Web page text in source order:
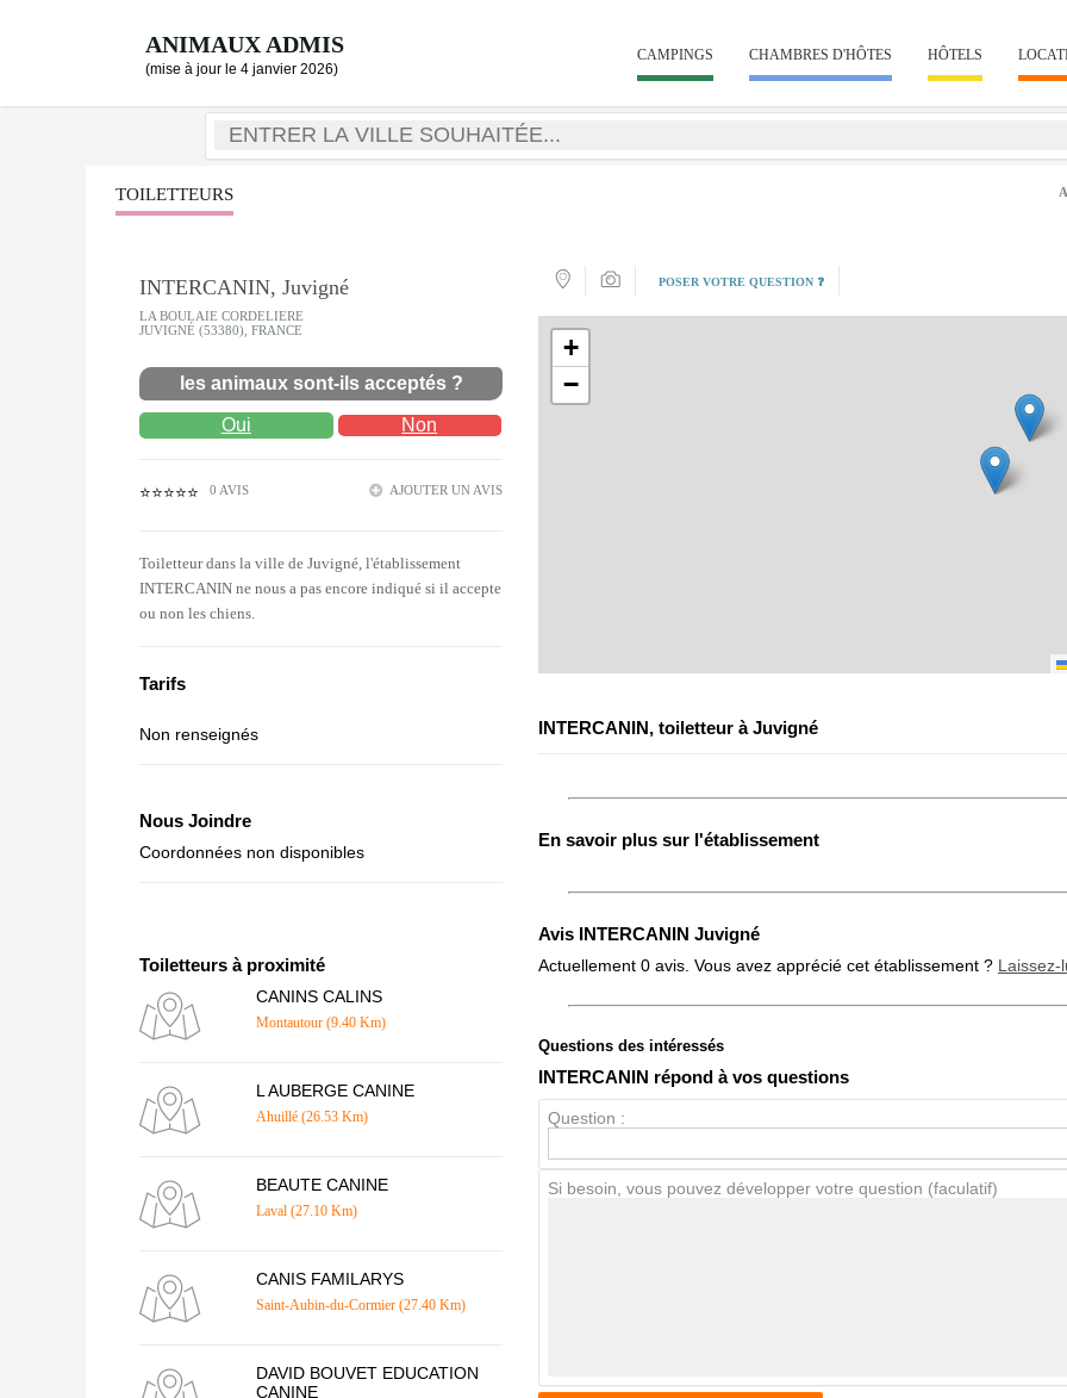
ANIMAUX ADMIS
(mise à jour le 4 janvier 2026)
CAMPINGS CHAMBRES D'HÔTES HÔTELS
TOILETTEURS
INTERCANIN, Juvigné
LA BOULAIE CORDELIERE
JUVIGNÉ (53380), FRANCE
les animaux sont-ils acceptés ?
Oui Non
⭐⭐⭐⭐⭐ 0 AVIS AJOUTER UN AVIS
Toiletteur dans la ville de Juvigné, l'établissement
INTERCANIN ne nous a pas encore indiqué si il accepte
ou non les chiens.
Tarifs
Non renseignés
Nous Joindre
Coordonnées non disponibles
Toiletteurs à proximité
CANINS CALINS
Montautour (9.40 Km)
L AUBERGE CANINE
Ahuillé (26.53 Km)
BEAUTE CANINE
Laval (27.10 Km)
CANIS FAMILARYS
Saint-Aubin-du-Cormier (27.40 Km)
DAVID BOUVET EDUCATION
CANINE
POSER VOTRE QUESTION ❓
+
−
INTERCANIN, toiletteur à Juvigné
En savoir plus sur l'établissement
Avis INTERCANIN Juvigné
Actuellement 0 avis. Vous avez apprécié cet établissement ? Laissez-
Note globale
Avis Clients
Questions des intéressés
INTERCANIN répond à vos questions
Question :
Si besoin, vous pouvez développer votre question (faculatif)